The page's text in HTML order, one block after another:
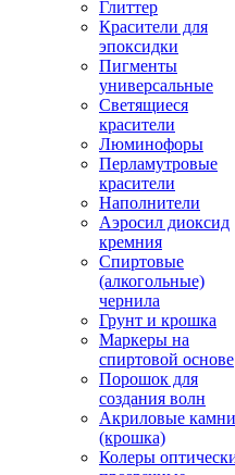
Глиттер
Красители для
эпоксидки
Пигменты
универсальные
Светящиеся
красители
Люминофоры
Перламутровые
красители
Наполнители
Аэросил диоксид
кремния
Спиртовые
(алкогольные)
чернила
Грунт и крошка
Маркеры на
спиртовой основе
Порошок для
создания волн
Акриловые камни
(крошка)
Колеры